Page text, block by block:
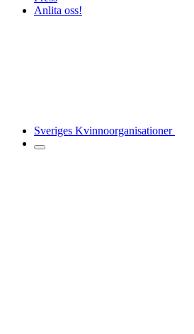
Anlita oss!
Sveriges Kvinnoorganisationer